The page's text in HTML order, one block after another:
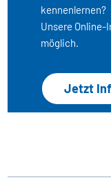
kennenlernen?
Unsere Online-
möglich.
Jetzt